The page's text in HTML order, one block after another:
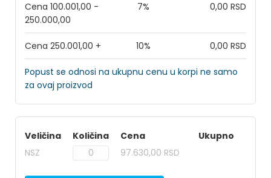
Cena 100.001,00 -
250.000,00
7% 0,00 RSD
Cena 250.001,00 + 10% 0,00 RSD
Popust se odnosi na ukupnu cenu u korpi ne samo
za ovaj proizvod
Veličina Količina Cena
Ukupno
NSZ
97.630,00 RSD